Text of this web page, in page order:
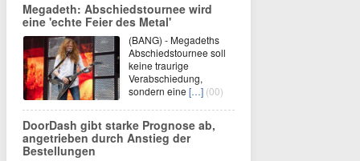
Megadeth: Abschiedstournee wird
eine 'echte Feier des Metal'
(BANG) - Megadeths
Abschiedstournee soll
keine traurige
Verabschiedung,
sondern eine […] (00)
DoorDash gibt starke Prognose ab,
angetrieben durch Anstieg der
Bestellungen